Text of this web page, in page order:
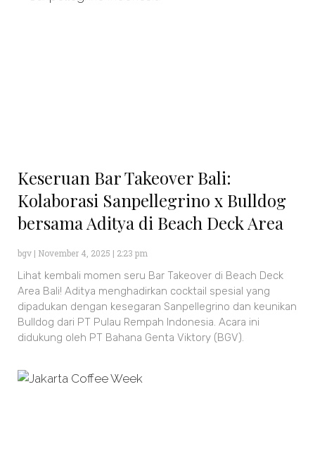
Keseruan Bar Takeover Bali:
Kolaborasi Sanpellegrino x Bulldog
bersama Aditya di Beach Deck Area
bgv November 4, 2025 2:23 pm
Lihat kembali momen seru Bar Takeover di Beach Deck
Area Bali! Aditya menghadirkan cocktail spesial yang
dipadukan dengan kesegaran Sanpellegrino dan keunikan
Bulldog dari PT Pulau Rempah Indonesia. Acara ini
didukung oleh PT Bahana Genta Viktory (BGV).